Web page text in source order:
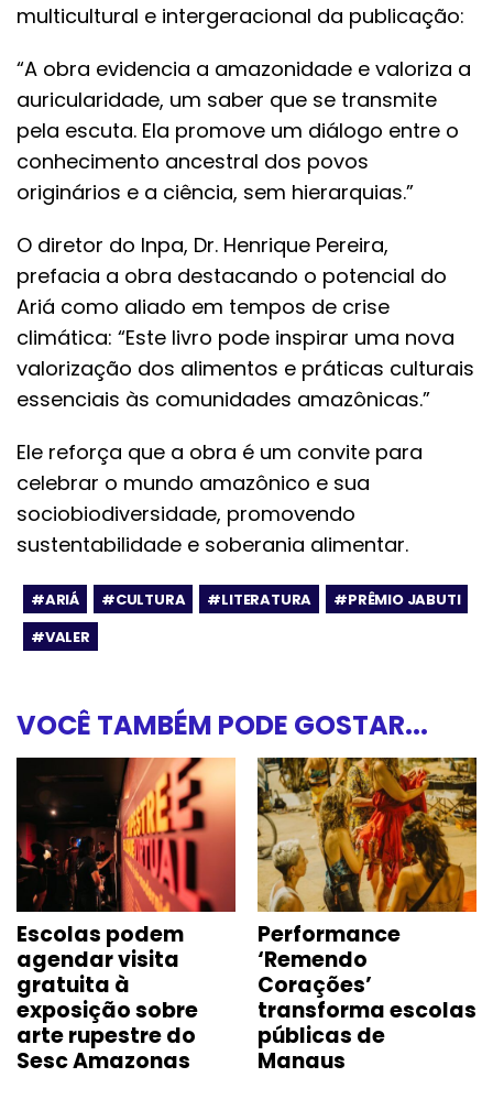
multicultural e intergeracional da publicação:
“A obra evidencia a amazonidade e valoriza a
auricularidade, um saber que se transmite
pela escuta. Ela promove um diálogo entre o
conhecimento ancestral dos povos
originários e a ciência, sem hierarquias.”
O diretor do Inpa, Dr. Henrique Pereira,
prefacia a obra destacando o potencial do
Ariá como aliado em tempos de crise
climática: “Este livro pode inspirar uma nova
valorização dos alimentos e práticas culturais
essenciais às comunidades amazônicas.”
Ele reforça que a obra é um convite para
celebrar o mundo amazônico e sua
sociobiodiversidade, promovendo
sustentabilidade e soberania alimentar.
#ARIÁ #CULTURA #LITERATURA
#PRÊMIO JABUTI
#VALER
VOCÊ TAMBÉM PODE GOSTAR...
Escolas podem
agendar visita
gratuita à
exposição sobre
arte rupestre do
Sesc Amazonas
Performance
‘Remendo
Corações’
transforma escolas
públicas de
Manaus